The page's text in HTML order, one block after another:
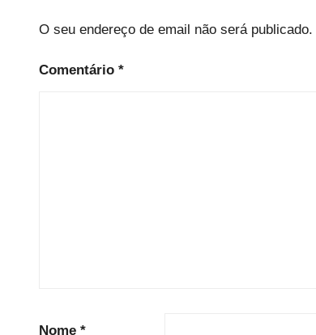
O seu endereço de email não será publicado.
Comentário *
Nome *